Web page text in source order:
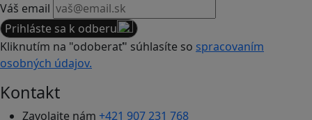
Váš email
Prihláste sa k odberu
Kliknutím na "odoberať" súhlasíte so spracovaním
osobných údajov.
Kontakt
Zavolajte nám +421 907 231 768